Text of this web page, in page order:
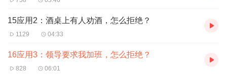
15应用2：酒桌上有人劝酒，怎么拒绝？
1129 04:33
16应用3：领导要求我加班，怎么拒绝？
828 06:01